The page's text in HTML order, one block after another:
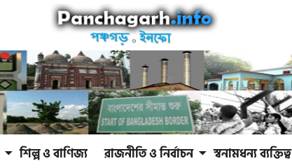
শিল্প ও বাণিজ্য রাজনীতি ও নির্বাচন স্বনামধন্য ব্যক্তিত্ব